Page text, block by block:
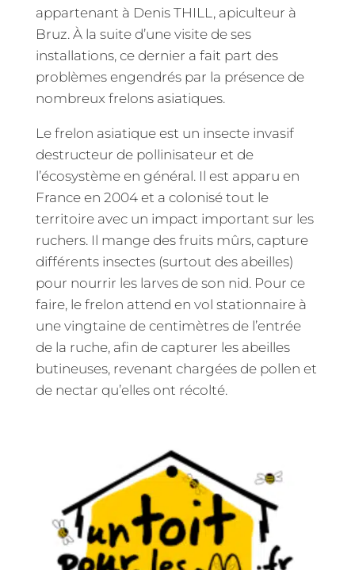
appartenant à Denis THILL, apiculteur à
Bruz. À la suite d’une visite de ses
installations, ce dernier a fait part des
problèmes engendrés par la présence de
nombreux frelons asiatiques.
Le frelon asiatique est un insecte invasif
destructeur de pollinisateur et de
l’écosystème en général. Il est apparu en
France en 2004 et a colonisé tout le
territoire avec un impact important sur les
ruchers. Il mange des fruits mûrs, capture
différents insectes (surtout des abeilles)
pour nourrir les larves de son nid. Pour ce
faire, le frelon attend en vol stationnaire à
une vingtaine de centimètres de l’entrée
de la ruche, afin de capturer les abeilles
butineuses, revenant chargées de pollen et
de nectar qu’elles ont récolté.